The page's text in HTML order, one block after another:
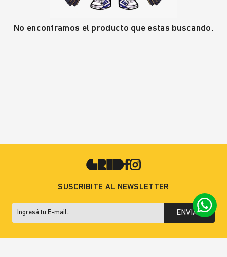
No encontramos el producto que estas buscando.
SUSCRIBITE AL NEWSLETTER
ENVIAR